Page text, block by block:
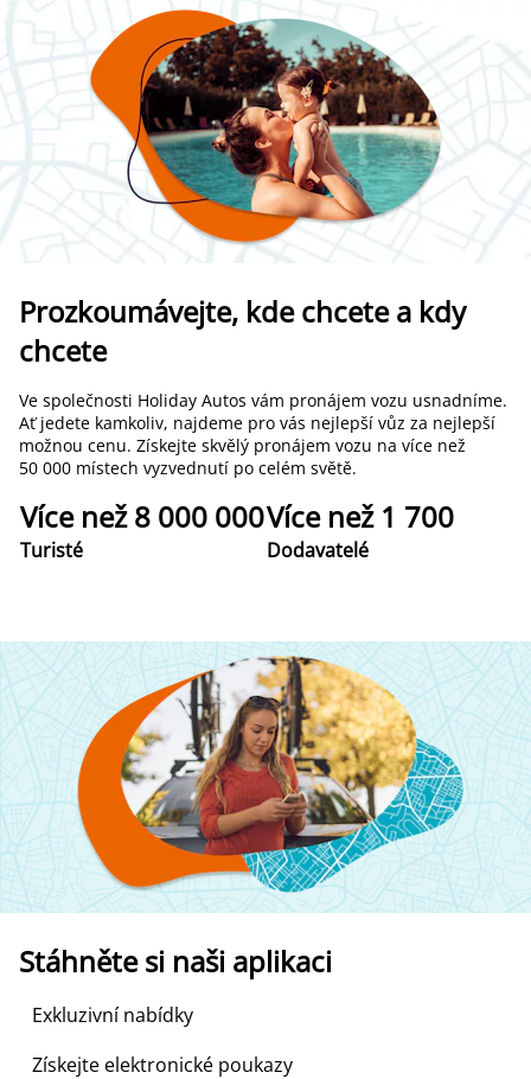
Prozkoumávejte, kde chcete a kdy
chcete
Ve společnosti Holiday Autos vám pronájem vozu usnadníme.
Ať jedete kamkoliv, najdeme pro vás nejlepší vůz za nejlepší
možnou cenu. Získejte skvělý pronájem vozu na více než
50 000 místech vyzvednutí po celém světě.
Více než 8 000 000
Turisté
Více než 1 700
Dodavatelé
Stáhněte si naši aplikaci
Exkluzivní nabídky
Získejte elektronické poukazy